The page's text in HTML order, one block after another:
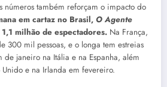
números também reforçam o impacto do
em cartaz no Brasil, O Agente
milhão de espectadores. Na França,
300 mil pessoas, e o longa tem estreias
janeiro na Itália e na Espanha, além
e na Irlanda em fevereiro.